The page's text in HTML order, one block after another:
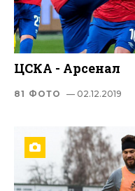
ЦСКА - Арсенал
81 ФОТО — 02.12.2019